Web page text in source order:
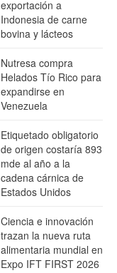
exportación a
Indonesia de carne
bovina y lácteos
Nutresa compra
Helados Tío Rico para
expandirse en
Venezuela
Etiquetado obligatorio
de origen costaría 893
mde al año a la
cadena cárnica de
Estados Unidos
Ciencia e innovación
trazan la nueva ruta
alimentaria mundial en
Expo IFT FIRST 2026